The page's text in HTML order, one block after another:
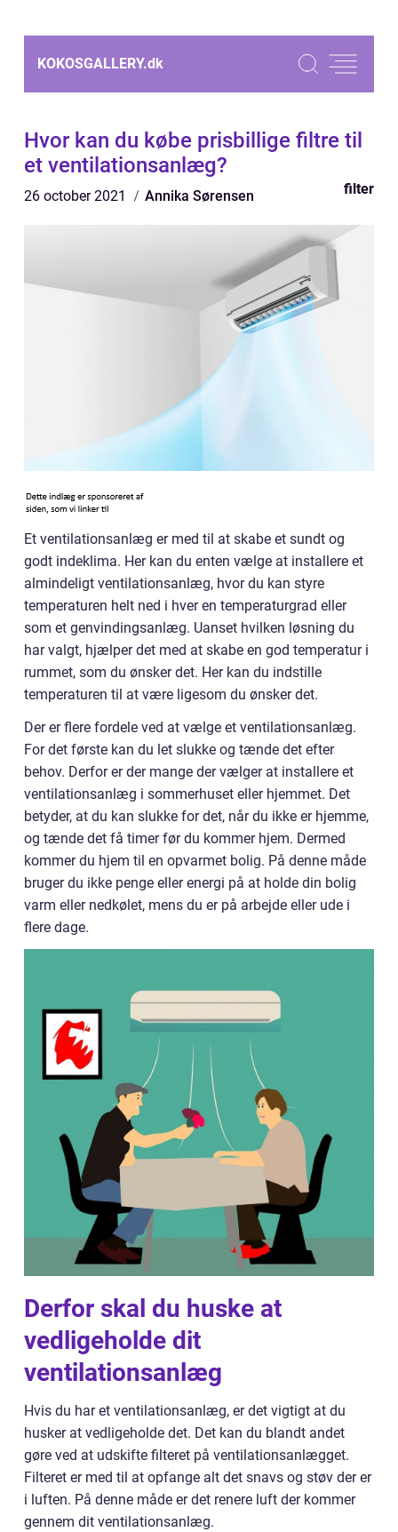
KOKOSGALLERY.dk
Hvor kan du købe prisbillige filtre til
et ventilationsanlæg?
26 october 2021 Annika Sørensen filter
Et ventilationsanlæg er med til at skabe et sundt og
godt indeklima. Her kan du enten vælge at installere et
almindeligt ventilationsanlæg, hvor du kan styre
temperaturen helt ned i hver en temperaturgrad eller
som et genvindingsanlæg. Uanset hvilken løsning du
har valgt, hjælper det med at skabe en god temperatur i
rummet, som du ønsker det. Her kan du indstille
temperaturen til at være ligesom du ønsker det.
Der er flere fordele ved at vælge et ventilationsanlæg.
For det første kan du let slukke og tænde det efter
behov. Derfor er der mange der vælger at installere et
ventilationsanlæg i sommerhuset eller hjemmet. Det
betyder, at du kan slukke for det, når du ikke er hjemme,
og tænde det få timer før du kommer hjem. Dermed
kommer du hjem til en opvarmet bolig. På denne måde
bruger du ikke penge eller energi på at holde din bolig
varm eller nedkølet, mens du er på arbejde eller ude i
flere dage.
Derfor skal du huske at
vedligeholde dit
ventilationsanlæg
Hvis du har et ventilationsanlæg, er det vigtigt at du
husker at vedligeholde det. Det kan du blandt andet
gøre ved at udskifte filteret på ventilationsanlægget.
Filteret er med til at opfange alt det snavs og støv der er
i luften. På denne måde er det renere luft der kommer
gennem dit ventilationsanlæg.